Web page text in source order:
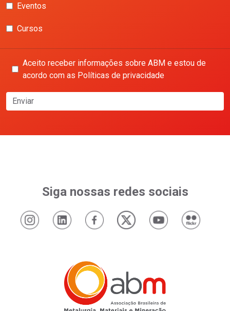
Eventos
Cursos
Aceito receber informações sobre ABM e estou de
acordo com as Políticas de privacidade
Enviar
Siga nossas redes sociais